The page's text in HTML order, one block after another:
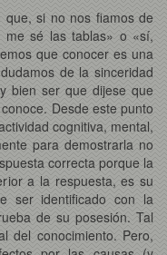
que, si no nos fiamos de
me sé las tablas» o «sí,
que conocer es una
de la sinceridad
bien ser que dijese que
Desde este punto
cognitiva, mental,
para demostrarla no
correcta porque la
a la respuesta, es su
ser identificado con la
de su posesión. Tal
del conocimiento. Pero,